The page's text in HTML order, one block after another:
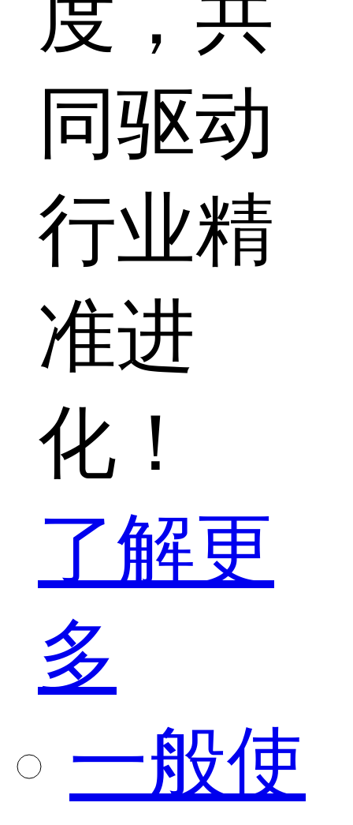
同驱动
行业精
准进
化！
了解更
多
一般使